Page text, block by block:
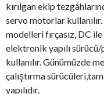
kırılgan ekip
servo motorlar
modelleri fırçasız, DC ile
elektronik yapılı
kullanılır. Günümüzde
çalıştırma
yapılıdır.